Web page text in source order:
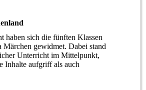
haben sich die fünften Klassen
Märchen gewidmet. Dabei stand
Unterricht im Mittelpunkt,
Inhalte aufgriff als auch